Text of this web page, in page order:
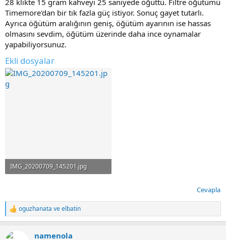
28 klikte 15 gram kahveyi 25 saniyede öğüttü. Filtre öğütümü
Timemore'dan bir tık fazla güç istiyor. Sonuç gayet tutarlı.
Ayrıca öğütüm aralığının geniş, öğütüm ayarının ise hassas
olmasını sevdim, öğütüm üzerinde daha ince oynamalar
yapabiliyorsunuz.
Ekli dosyalar
IMG_20200709_145201.jpg
Cevapla
T
e
k
oguzhanata veelbatin
namenola